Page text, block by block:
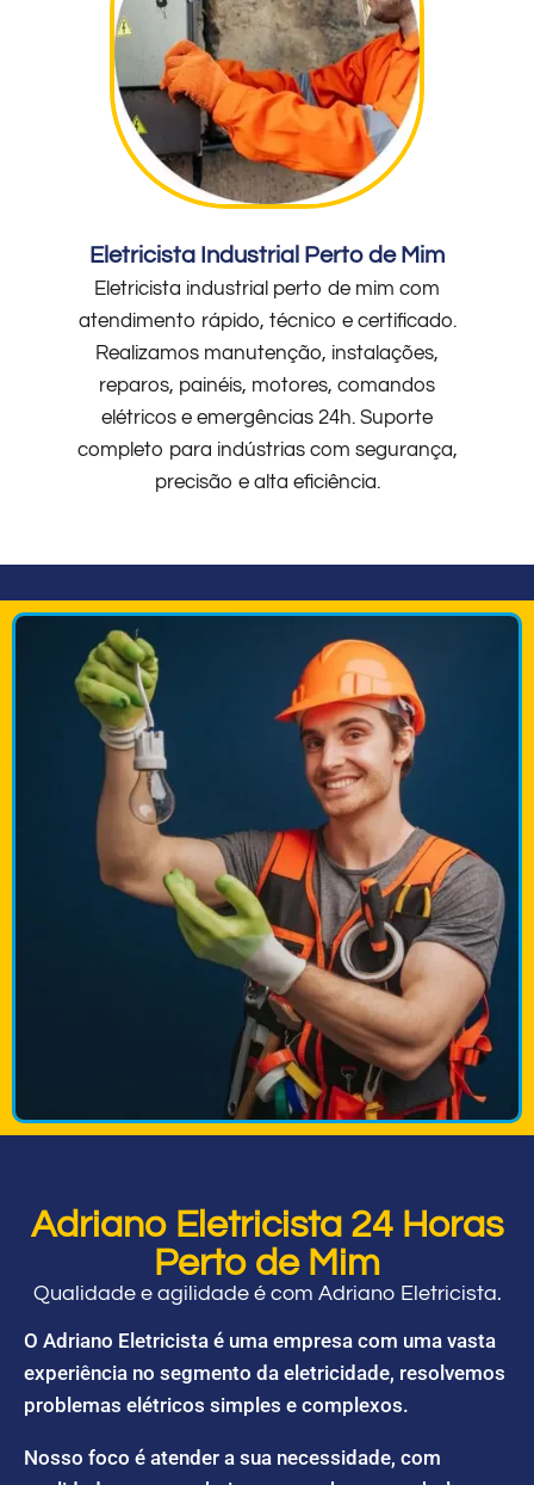
Eletricista Industrial Perto de Mim
Eletricista industrial perto de mim com
atendimento rápido, técnico e certificado.
Realizamos manutenção, instalações,
reparos, painéis, motores, comandos
elétricos e emergências 24h. Suporte
completo para indústrias com segurança,
precisão e alta eficiência.
Adriano Eletricista 24 Horas
Perto de Mim
Qualidade e agilidade é com Adriano Eletricista.
O Adriano Eletricista é uma empresa com uma vasta
experiência no segmento da eletricidade, resolvemos
problemas elétricos simples e complexos.
Nosso foco é atender a sua necessidade, com